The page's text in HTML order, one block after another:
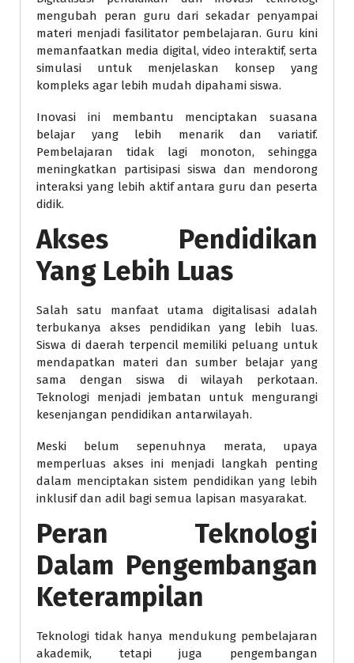
mengubah peran guru dari sekadar penyampai
materi menjadi fasilitator pembelajaran. Guru kini
memanfaatkan media digital, video interaktif, serta
simulasi untuk menjelaskan konsep yang
kompleks agar lebih mudah dipahami siswa.
Inovasi ini membantu menciptakan suasana
belajar yang lebih menarik dan variatif.
Pembelajaran tidak lagi monoton, sehingga
meningkatkan partisipasi siswa dan mendorong
interaksi yang lebih aktif antara guru dan peserta
didik.
Akses Pendidikan
Yang Lebih Luas
Salah satu manfaat utama digitalisasi adalah
terbukanya akses pendidikan yang lebih luas.
Siswa di daerah terpencil memiliki peluang untuk
mendapatkan materi dan sumber belajar yang
sama dengan siswa di wilayah perkotaan.
Teknologi menjadi jembatan untuk mengurangi
kesenjangan pendidikan antarwilayah.
Meski belum sepenuhnya merata, upaya
memperluas akses ini menjadi langkah penting
dalam menciptakan sistem pendidikan yang lebih
inklusif dan adil bagi semua lapisan masyarakat.
Peran Teknologi
Dalam Pengembangan
Keterampilan
Teknologi tidak hanya mendukung pembelajaran
akademik, tetapi juga pengembangan